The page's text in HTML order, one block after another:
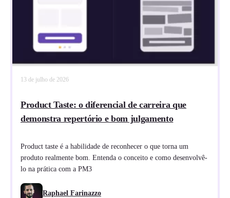
13 de julho de 2026
Product Taste: o diferencial de carreira que
demonstra repertório e bom julgamento
Product taste é a habilidade de reconhecer o que torna um
produto realmente bom. Entenda o conceito e como desenvolvê-
lo na prática com a PM3
Raphael Farinazzo